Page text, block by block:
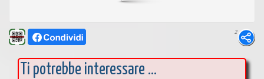
2
Ti potrebbe interessare ...